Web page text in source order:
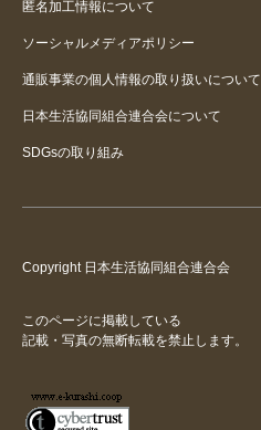
リピートです。
匿名加工情報について
ソーシャルメディアポリシー
通販事業の個人情報の取り扱いについて
日本生活協同組合連合会について
SDGsの取り組み
Copyright 日本生活協同組合連合会
このページに掲載している
記載・写真の無断転載を禁止します。